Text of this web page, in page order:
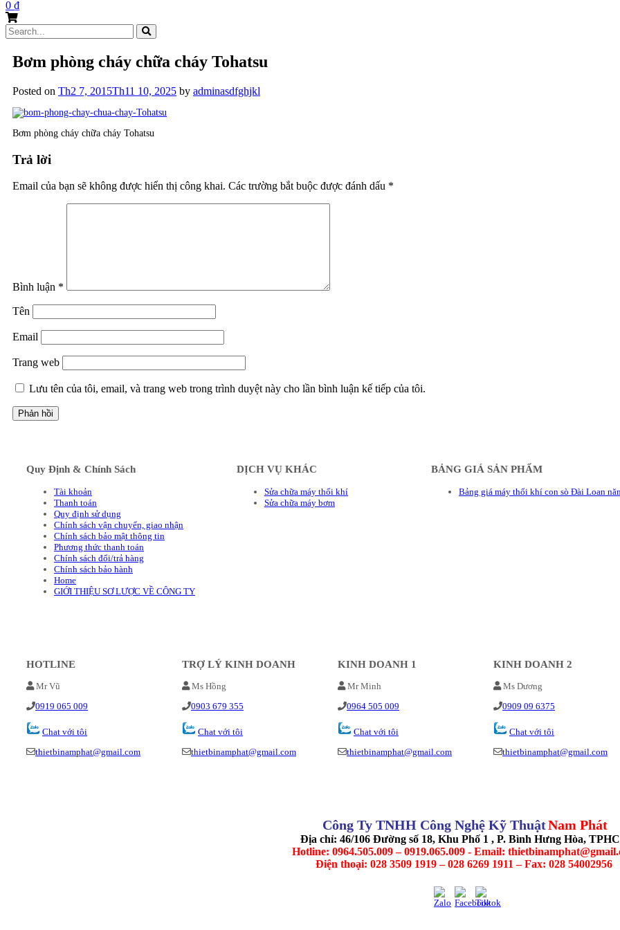
0 ₫
Search
for:
Bơm phòng cháy chữa cháy Tohatsu
Posted on Th2 7, 2015Th11 10, 2025 by adminasdfghjkl
Bơm phòng cháy chữa cháy Tohatsu
Trả lời
Email của bạn sẽ không được hiển thị công khai. Các trường bắt buộc được đánh dấu *
Bình luận *
Tên
Email
Trang web
Lưu tên của tôi, email, và trang web trong trình duyệt này cho lần bình luận kế tiếp của tôi.
Quy Định & Chính Sách
Tài khoản
Thanh toán
Quy định sử dụng
Chính sách vận chuyển, giao nhận
Chính sách bảo mật thông tin
Phương thức thanh toán
Chính sách đổi/trả hàng
Chính sách bảo hành
Home
GIỚI THIỆU SƠ LƯỢC VỀ CÔNG TY
DỊCH VỤ KHÁC
Sửa chữa máy thổi khí
Sửa chữa máy bơm
BẢNG GIÁ SẢN PHẨM
Bảng giá máy thổi khí con sò Đài Loan
HOTLINE
Mr Vũ
0919 065 009
Chat với tôi
thietbinamphat@gmail.com
TRỢ LÝ KINH DOANH
Ms Hồng
0903 679 355
Chat với tôi
thietbinamphat@gmail.com
KINH DOANH 1
Mr Minh
0964 505 009
Chat với tôi
thietbinamphat@gmail.com
KINH DOANH 2
Ms Dương
0909 09 6375
Chat với tôi
thietbinamphat@gmail.com
Công Ty TNHH Công Nghệ Kỹ ThuậtNam Phát
Địa chỉ: 46/106 Đường số 18, Khu Phố 1 , P. Bình Hưng Hòa,
Hotline: 0964.505.009 – 0919.065.009 - Email:
Điện thoại: 028 3509 1919 – 028 6269 1911 – Fax: 028 54002956